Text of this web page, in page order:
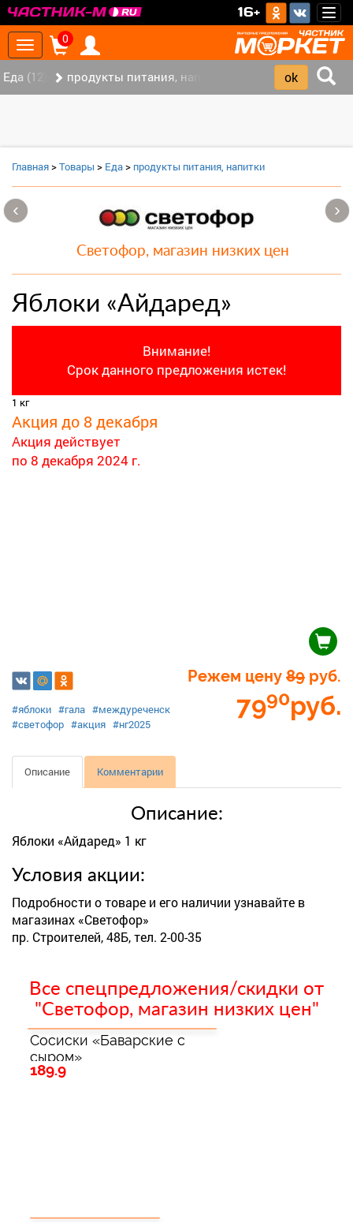
16+
Toggle
navigation
0
Еда (12) продукты питания, напитки (7)
Главная>Товары > Еда> продукты питания, напитки
Светофор, магазин низких цен
Яблоки «Айдаред»
Внимание!
Срок данного предложения истек!
1 кг
Акция до 8 декабря
Акция действует
по 8 декабря 2024 г.
Режем цену 89 руб.
7990руб.
#яблоки #гала #междуреченск
#светофор #акция #нг2025
Описание Комментарии
Описание:
Яблоки «Айдаред» 1 кг
Условия акции:
Подробности о товаре и его наличии узнавайте в
магазинах «Светофор»
пр. Строителей, 48Б, тел. 2-00-35
Все спецпредложения/скидки от
"Светофор, магазин низких цен"
Сосиски «Баварские с
сыром»
189.9
‹ ›